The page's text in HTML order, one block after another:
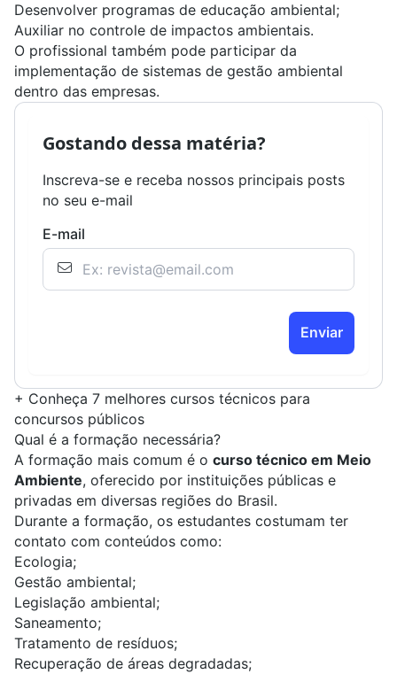
Desenvolver programas de educação ambiental;
Auxiliar no controle de impactos ambientais.
O profissional também pode participar da
implementação de sistemas de gestão ambiental
dentro das empresas.
Gostando dessa matéria?
Inscreva-se e receba nossos principais posts
no seu e-mail
E-mail
Enviar
+ Conheça 7 melhores cursos técnicos para
concursos públicos
Qual é a formação necessária?
A formação mais comum é o curso técnico em Meio
Ambiente, oferecido por instituições públicas e
privadas em diversas regiões do Brasil.
Durante a formação, os estudantes costumam ter
contato com conteúdos como:
Ecologia;
Gestão ambiental;
Legislação ambiental;
Saneamento;
Tratamento de resíduos;
Recuperação de áreas degradadas;